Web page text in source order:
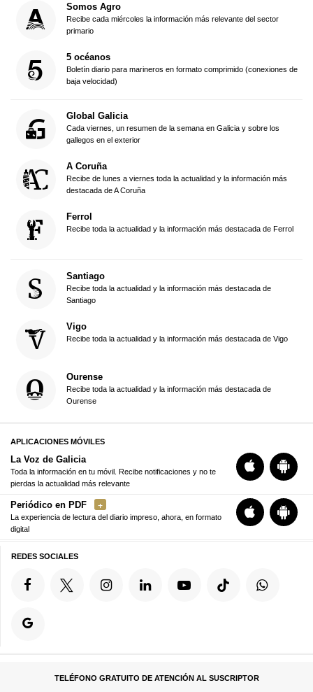
Somos Agro
Recibe cada miércoles la información más relevante del sector
primario
5 océanos
Boletín diario para marineros en formato comprimido (conexiones de
baja velocidad)
Global Galicia
Cada viernes, un resumen de la semana en Galicia y sobre los
gallegos en el exterior
A Coruña
Recibe de lunes a viernes toda la actualidad y la información más
destacada de A Coruña
Ferrol
Recibe toda la actualidad y la información más destacada de Ferrol
Santiago
Recibe toda la actualidad y la información más destacada de
Santiago
Vigo
Recibe toda la actualidad y la información más destacada de Vigo
Ourense
Recibe toda la actualidad y la información más destacada de
Ourense
APLICACIONES MÓVILES
La Voz de Galicia
Toda la información en tu móvil. Recibe notificaciones y no te
pierdas la actualidad más relevante
Periódico en PDF
La experiencia de lectura del diario impreso, ahora, en formato
digital
REDES SOCIALES
TELÉFONO GRATUITO DE ATENCIÓN AL SUSCRIPTOR